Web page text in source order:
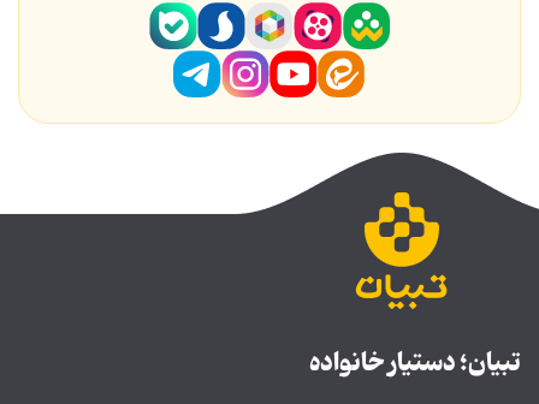
تبیان؛ دستیار خانواده